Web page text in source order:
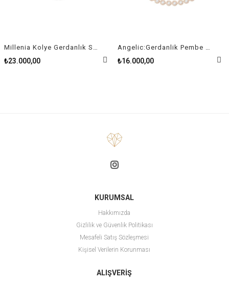
Millenia Kolye Gerdanlık Swarovski Zirconia Kare Kristal Rodyum Kaplama
₺23.000,00
Angelic:Gerdanlik Pembe Altin Kaplama
₺16.000,00
KURUMSAL
Hakkımızda
Gizlilik ve Güvenlik Politikası
Mesafeli Satış Sözleşmesi
Kişisel Verilerin Korunması
ALIŞVERİŞ